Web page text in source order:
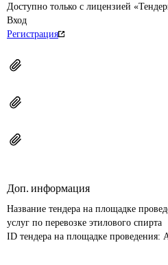
Доступно только с лицензией
Вход
Регистрация
Доп. информация
Название тендера на площадке
услуг по перевозке этилового спирта
ID тендера на площадке проведения: